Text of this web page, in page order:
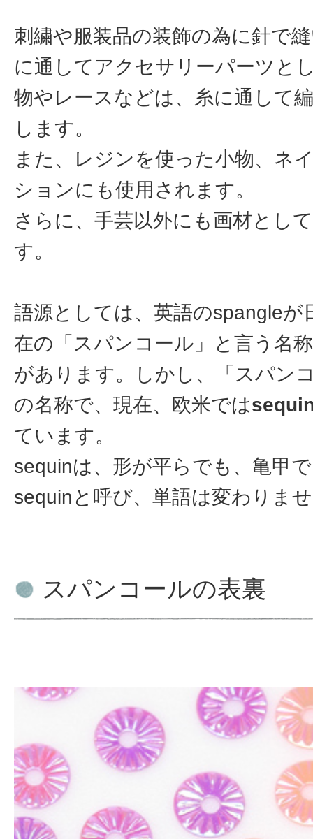
刺繍や服装品の装飾の為に針で
に通してアクセサリーパーツと
物やレースなどは、糸に通して
します。
また、レジンを使った小物、ネ
ションにも使用されます。
さらに、手芸以外にも画材とし
す。
語源としては、英語のspangleが
在の「スパンコール」と言う名
があります。しかし、「スパン
の名称で、現在、欧米では
ています。
sequinは、形が平らでも、亀甲
sequinと呼び、単語は変わりま
スパンコールの表裏